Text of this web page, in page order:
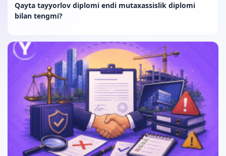
Qayta tayyorlov diplomi endi mutaxassislik diplomi
bilan tengmi?